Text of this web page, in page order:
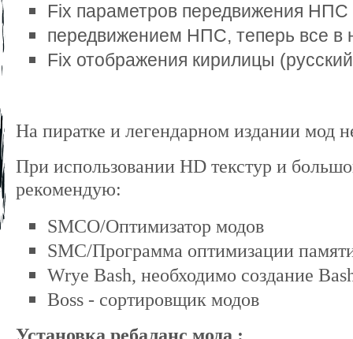
Fix параметров передвижения
передвижением НПС, теперь все в
Fix отображения кирилицы
На пиратке и легендарном издании мод
При использовании HD текстур и
рекомендую:
SMCO/Оптимизатор модов
SMC/Программа оптимизации
Wrye Bash, необходимо создание
Воss - сортировщик модов